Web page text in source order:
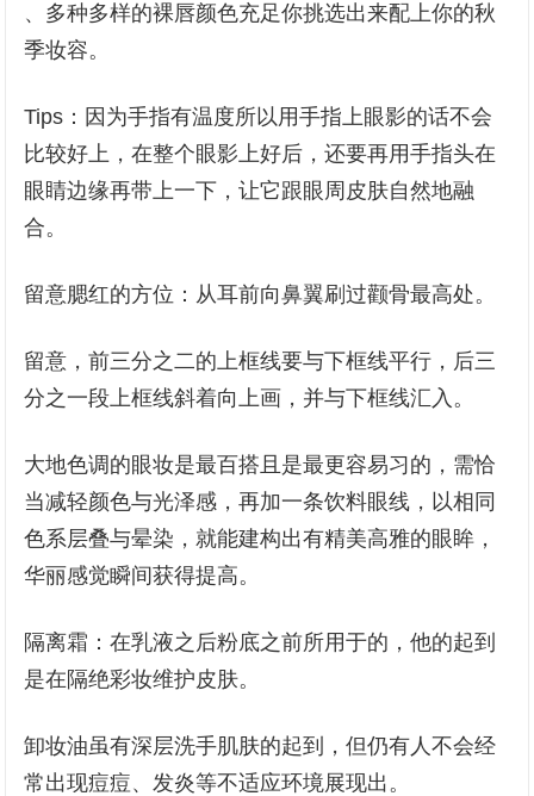
、多种多样的裸唇颜色充足你挑选出来配上你的秋
季妆容。
Tips：因为手指有温度所以用手指上眼影的话不会
比较好上，在整个眼影上好后，还要再用手指头在
眼睛边缘再带上一下，让它跟眼周皮肤自然地融
合。
留意腮红的方位：从耳前向鼻翼刷过颧骨最高处。
留意，前三分之二的上框线要与下框线平行，后三
分之一段上框线斜着向上画，并与下框线汇入。
大地色调的眼妆是最百搭且是最更容易习的，需恰
当减轻颜色与光泽感，再加一条饮料眼线，以相同
色系层叠与晕染，就能建构出有精美高雅的眼眸，
华丽感觉瞬间获得提高。
隔离霜：在乳液之后粉底之前所用于的，他的起到
是在隔绝彩妆维护皮肤。
卸妆油虽有深层洗手肌肤的起到，但仍有人不会经
常出现痘痘、发炎等不适应环境展现出。